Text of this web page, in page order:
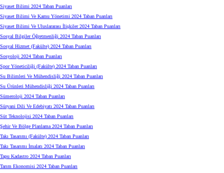
Siyaset Bilimi 2024 Taban Puanları
Siyaset Bilimi Ve Kamu Yönetimi 2024 Taban Puanları
Siyaset Bilimi Ve Uluslararası İlişkiler 2024 Taban Puanları
Sosyal Bilgiler Öğretmenliği 2024 Taban Puanları
Sosyal Hizmet (Fakülte) 2024 Taban Puanları
Sosyoloji 2024 Taban Puanları
Spor Yöneticiliği (Fakülte) 2024 Taban Puanları
Su Bilimleri Ve Mühendisliği 2024 Taban Puanları
Su Ürünleri Mühendisliği 2024 Taban Puanları
Sümeroloji 2024 Taban Puanları
Süryani Dili Ve Edebiyatı 2024 Taban Puanları
Süt Teknolojisi 2024 Taban Puanları
Şehir Ve Bölge Planlama 2024 Taban Puanları
Takı Tasarımı (Fakülte) 2024 Taban Puanları
Takı Tasarımı İmalatı 2024 Taban Puanları
Tapu Kadastro 2024 Taban Puanları
Tarım Ekonomisi 2024 Taban Puanları